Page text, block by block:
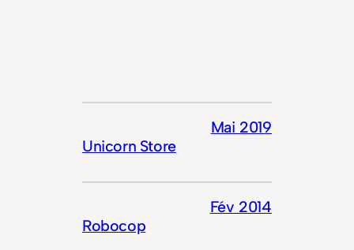
Unicorn Store
Mai 2019
Robocop
Fév 2014